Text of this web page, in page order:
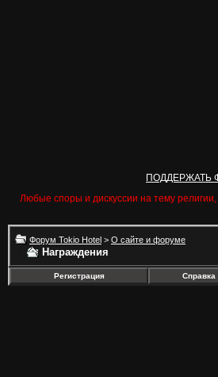
ПОДДЕРЖАТЬ
Любые споры и дискуссии на тему
Форум Tokio Hotel > О сайте и форуме
Награждения
Регистрация Справка